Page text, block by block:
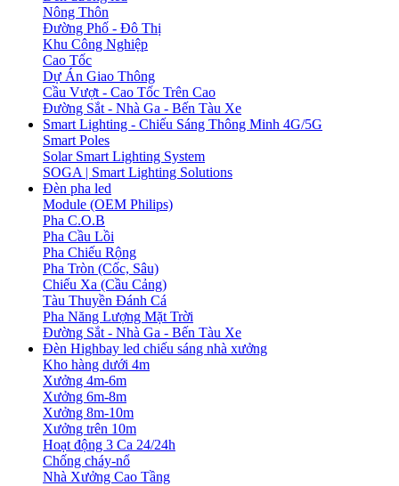
Nông Thôn
Đường Phố - Đô Thị
Khu Công Nghiệp
Cao Tốc
Dự Án Giao Thông
Cầu Vượt - Cao Tốc Trên Cao
Đường Sắt - Nhà Ga - Bến Tàu Xe
Smart Lighting - Chiếu Sáng Thông Minh 4G/5G
Smart Poles
Solar Smart Lighting System
SOGA | Smart Lighting Solutions
Đèn pha led
Module (OEM Philips)
Pha C.O.B
Pha Cầu Lồi
Pha Chiếu Rộng
Pha Tròn (Cốc, Sâu)
Chiếu Xa (Cầu Cảng)
Tàu Thuyền Đánh Cá
Pha Năng Lượng Mặt Trời
Đường Sắt - Nhà Ga - Bến Tàu Xe
Đèn Highbay led chiếu sáng nhà xưởng
Kho hàng dưới 4m
Xưởng 4m-6m
Xưởng 6m-8m
Xưởng 8m-10m
Xưởng trên 10m
Hoạt động 3 Ca 24/24h
Chống cháy-nổ
Nhà Xưởng Cao Tầng